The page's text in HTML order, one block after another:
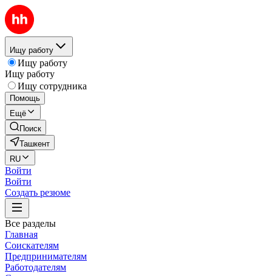
Ищу работу
Ищу работу
Ищу работу
Ищу сотрудника
Помощь
Ещё
Поиск
Ташкент
RU
Войти
Войти
Создать резюме
Все разделы
Главная
Соискателям
Предпринимателям
Работодателям